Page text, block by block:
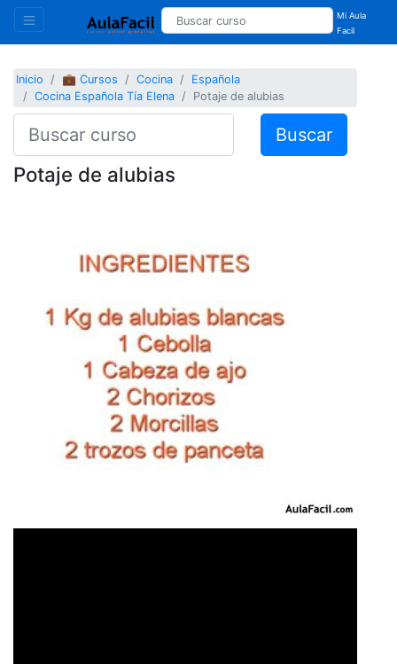
Mi Aula
Facil
Inicio 💼 Cursos Cocina
Española
Cocina Española Tía Elena
Potaje de alubias
Buscar
Potaje de alubias